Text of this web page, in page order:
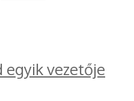
egyik vezetője